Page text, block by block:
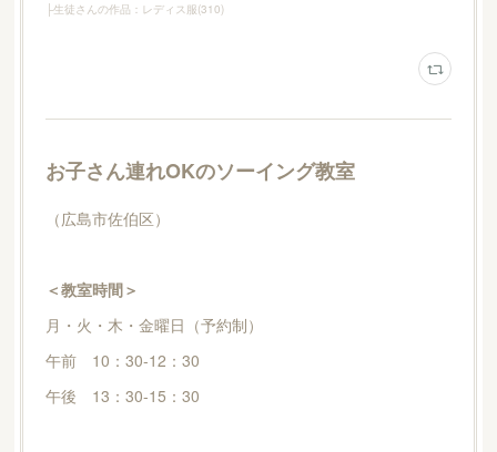
├生徒さんの作品：レディス服(310)
お子さん連れOKのソーイング教室
（広島市佐伯区）
＜教室時間＞
月・火・木・金曜日（予約制）
午前 10：30-12：30
午後 13：30-15：30